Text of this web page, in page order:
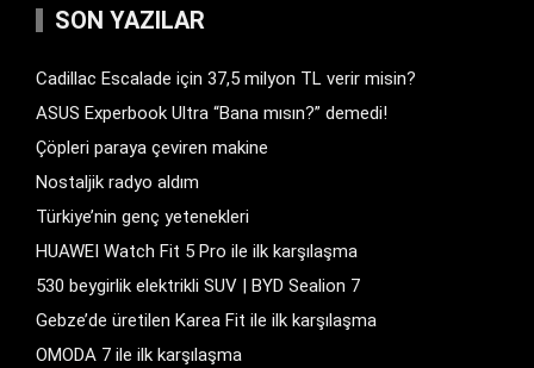
SON YAZILAR
Cadillac Escalade için 37,5 milyon TL verir misin?
ASUS Experbook Ultra “Bana mısın?” demedi!
Çöpleri paraya çeviren makine
Nostaljik radyo aldım
Türkiye’nin genç yetenekleri
HUAWEI Watch Fit 5 Pro ile ilk karşılaşma
530 beygirlik elektrikli SUV | BYD Sealion 7
Gebze’de üretilen Karea Fit ile ilk karşılaşma
OMODA 7 ile ilk karşılaşma